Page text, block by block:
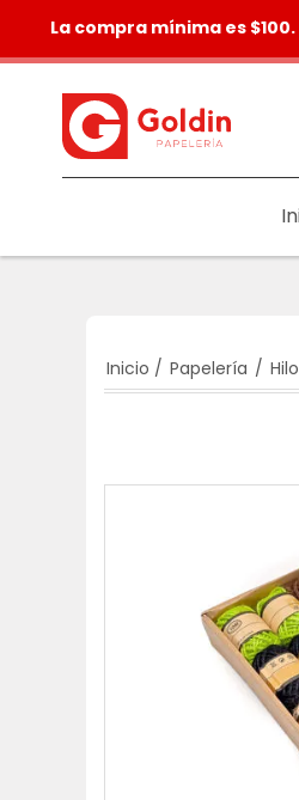
La compra mínima es
Inicio / Papelería /